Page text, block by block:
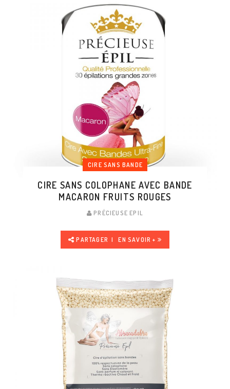
CIRE SANS BANDE
CIRE SANS COLOPHANE AVEC BANDE
MACARON FRUITS ROUGES
PRÉCIEUSE EPIL
PARTAGER EN SAVOIR +